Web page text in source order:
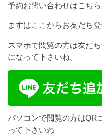
予約お問い合わせはこちら
まずはここからお友だち
スマホで閲覧の方は友だ
になって下さいね。
パソコンで閲覧の方はQR
って下さいね